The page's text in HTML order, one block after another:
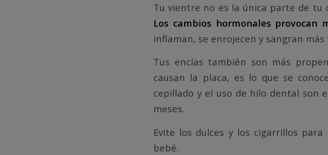
Tu vientre no es la única parte de tu
Los cambios hormonales provocan
inflaman, se enrojecen y sangran
Tus encías también son más
causan la placa, es lo que se
cepillado y el uso de hilo dental son
meses.
Evite los dulces y los cigarrillos
bebé.